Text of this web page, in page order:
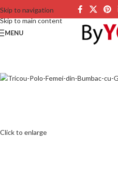
Skip to navigation
Skip to main content
MENU
Click to enlarge